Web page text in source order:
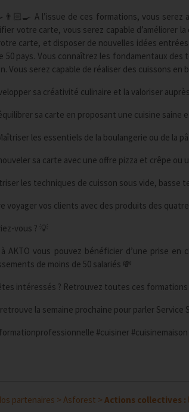
A l’issue de ces formations, vous
votre carte, vous serez capable d’améliorer
carte, et disposer de nouvelles idées
50 pays. Vous connaîtrez les fondamentaux
Vous serez capable de réaliser des cuissons
sa créativité culinaire et la valoriser
sa carte en proposant une cuisine saine
les essentiels de la boulangerie ou de la
sa carte avec une offre pizza et crêpe ou
les techniques de cuisson sous vide, basse
voyager vos clients avec des produits des
vous ? 💡
à AKTO vous pouvez bénéficier d’une prise
de moins de 50 salariés 💸
intéressés ? Retrouvez toutes ces formations
la semaine prochaine pour parler Service
#cuisiner #cuisinemaison
partenaires > Asforest > Actions collectives :